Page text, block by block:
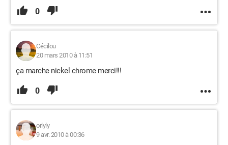
0
Cécilou
20 mars 2010 à 11:51
ça marche nickel chrome merci!!!
0
orlyly
9 avr. 2010 à 00:36